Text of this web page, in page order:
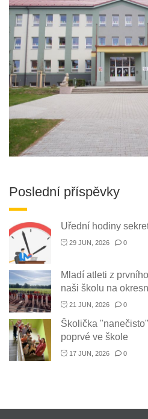
Poslední příspěvky
Uřední hodiny
29 JUN, 2026 0
Mladí atleti z
naši školu na
21 JUN, 2026 0
Školička
poprvé ve škole
17 JUN, 2026 0